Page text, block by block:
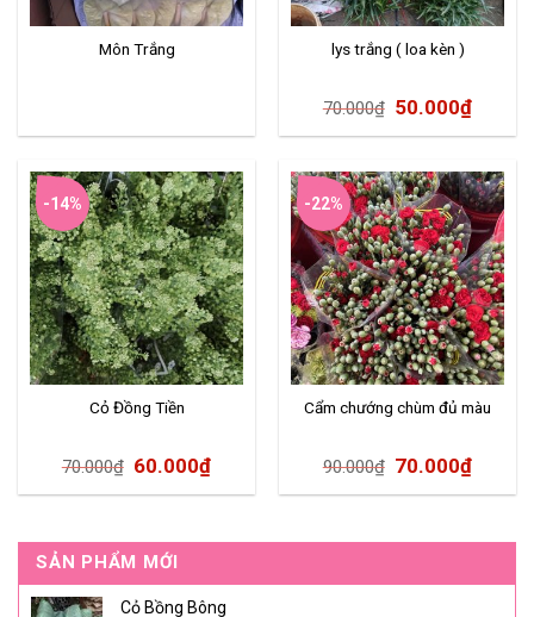
SẢN PHẨM MỚI
Cỏ Bồng Bông
Môn Trắng lys trắng ( loa kèn )
70.000₫ 50.000₫
-14%
Cỏ Đồng Tiền
70.000₫ 60.000₫
-22%
Cẩm chướng chùm đủ màu
90.000₫ 70.000₫